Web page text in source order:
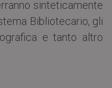
sinteticamente
Bibliotecario, gli
e tanto altro